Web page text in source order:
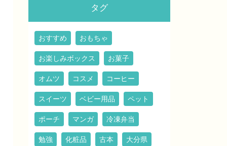
タグ
おすすめ おもちゃ
お楽しみボックス お菓子
オムツ コスメ コーヒー
スイーツ ベビー用品 ペット
ポーチ マンガ 冷凍弁当
勉強 化粧品 古本 大分県